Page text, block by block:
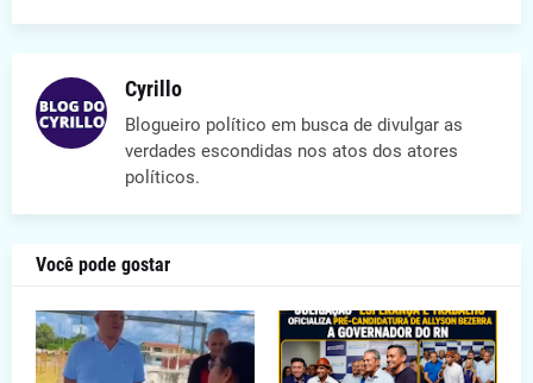
Cyrillo
Blogueiro político em busca de divulgar as
verdades escondidas nos atos dos atores
políticos.
Você pode gostar